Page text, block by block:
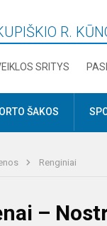
R.
SRITYS
ŠAKOS
Renginiai
–